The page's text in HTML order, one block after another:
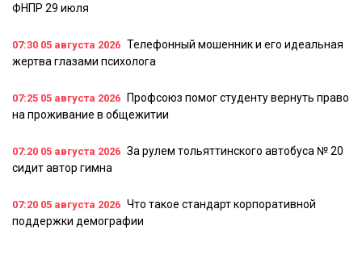
ФНПР 29 июля
07:30 05 августа 2026 Телефонный мошенник и его идеальная
жертва глазами психолога
07:25 05 августа 2026 Профсоюз помог студенту вернуть право
на проживание в общежитии
07:20 05 августа 2026 За рулем тольяттинского автобуса № 20
сидит автор гимна
07:20 05 августа 2026 Что такое стандарт корпоративной
поддержки демографии